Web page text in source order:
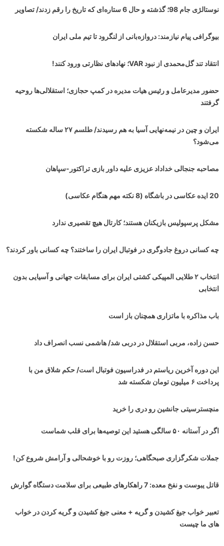
نوستالژی جام 98؛ گذشته و حال 6 ستاره‌ای که تاریخ را رقم زدند/ تصاویر
بیوگرافی پیام نیازمند: دروازه‌بانی از لنگرود تا تیم ملی ایران
انتقاد تند گل‌محمدی از نبود VAR؛ نهادهای نظارتی ورود کنند!
حضور مدیرعامل و رئیس هیات مدیره در کمپ حجازی؛ استقلالی‌ها روحیه
گرفتند
ایران و چین در نیمه‌نهایی آسیا به هم رسیدند/ طلسم ۲۷ ساله شکسته
می‌شود؟
مصاحبه جنجالی خداداد عزیزی علیه داور بازی تراکتور-سپاهان
20 ایده عکاسی در باشگاه (8 نکته مهم هنگام عکاسی)
مشکل پرسپولیس بازیکنان هستند؛ کارتال هیچ تقصیری ندارد
چه کسانی دروغ جادوگری در فوتبال ایران را ساختند؟ چه کسانی باور کردند؟
انتخاب ۲ طلایی المپیکی کشتی ایران برای مسابقات جهانی و آسیایی بدون
انتخابی
باب مذاکره با ماتزاری همچنان باز است
حسن زاده، مربی استقلال در دربی شد/ هاشمی نسب انصراف داد
این دوره آخرین ریاستم در فدراسیون فوتبال است/ حکم شلاق من با
پرداخت ۶ میلیون تومان شکسته شد
منچسترسیتی جانشین رو دری را خرید
اگر در آستانه ۵۰ سالگی هستید این توصیه‌ها برای قلب شماست
جملات شکرگزاری صبحگاهی؛ روزت رو با خوشحالی و آرامش شروع کن!
قاتل یبوست و نفخ معده: 7 راهکارهای طبیعی برای سلامت دستگاه گوارش
تعبیر خواب جیغ کشیدن و گریه + معنی جیغ کشیدن و گریه کردن در خواب
های ما چیست